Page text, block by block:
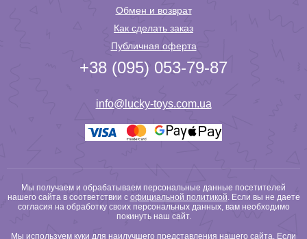
Обмен и возврат
Как сделать заказ
Публичная оферта
+38 (095) 053-79-87
info@lucky-toys.com.ua
Мы получаем и обрабатываем персональные данные посетителей
нашего сайта в соответствии с официальной политикой. Если вы не даете
согласия на обработку своих персональных данных, вам необходимо
покинуть наш сайт.
Мы используем куки для наилучшего представления нашего сайта. Если